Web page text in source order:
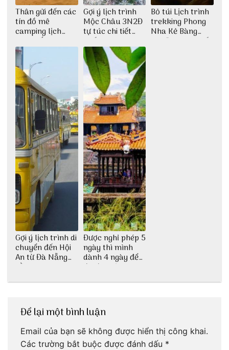
Thân gửi đến các
tín đồ mê
camping lịch
trình cắm trại
Huế tự túc 2N1Đ
chi tiết nhất
Gợi ý lịch trình
Mộc Châu 3N2Đ
tự túc chi tiết
nhất
Bỏ túi Lịch trình
trekking Phong
Nha Kẻ Bàng
3N2Đ cực chi tiết
Gợi ý lịch trình di
chuyển đến Hội
An từ Đà Nẵng
bằng xe bus
Được nghỉ phép 5
ngày thì mình
dành 4 ngày để
đu đưa Lịch
Để lại một bình luận
Email của bạn sẽ không được hiển thị công khai.
Các trường bắt buộc được đánh dấu *